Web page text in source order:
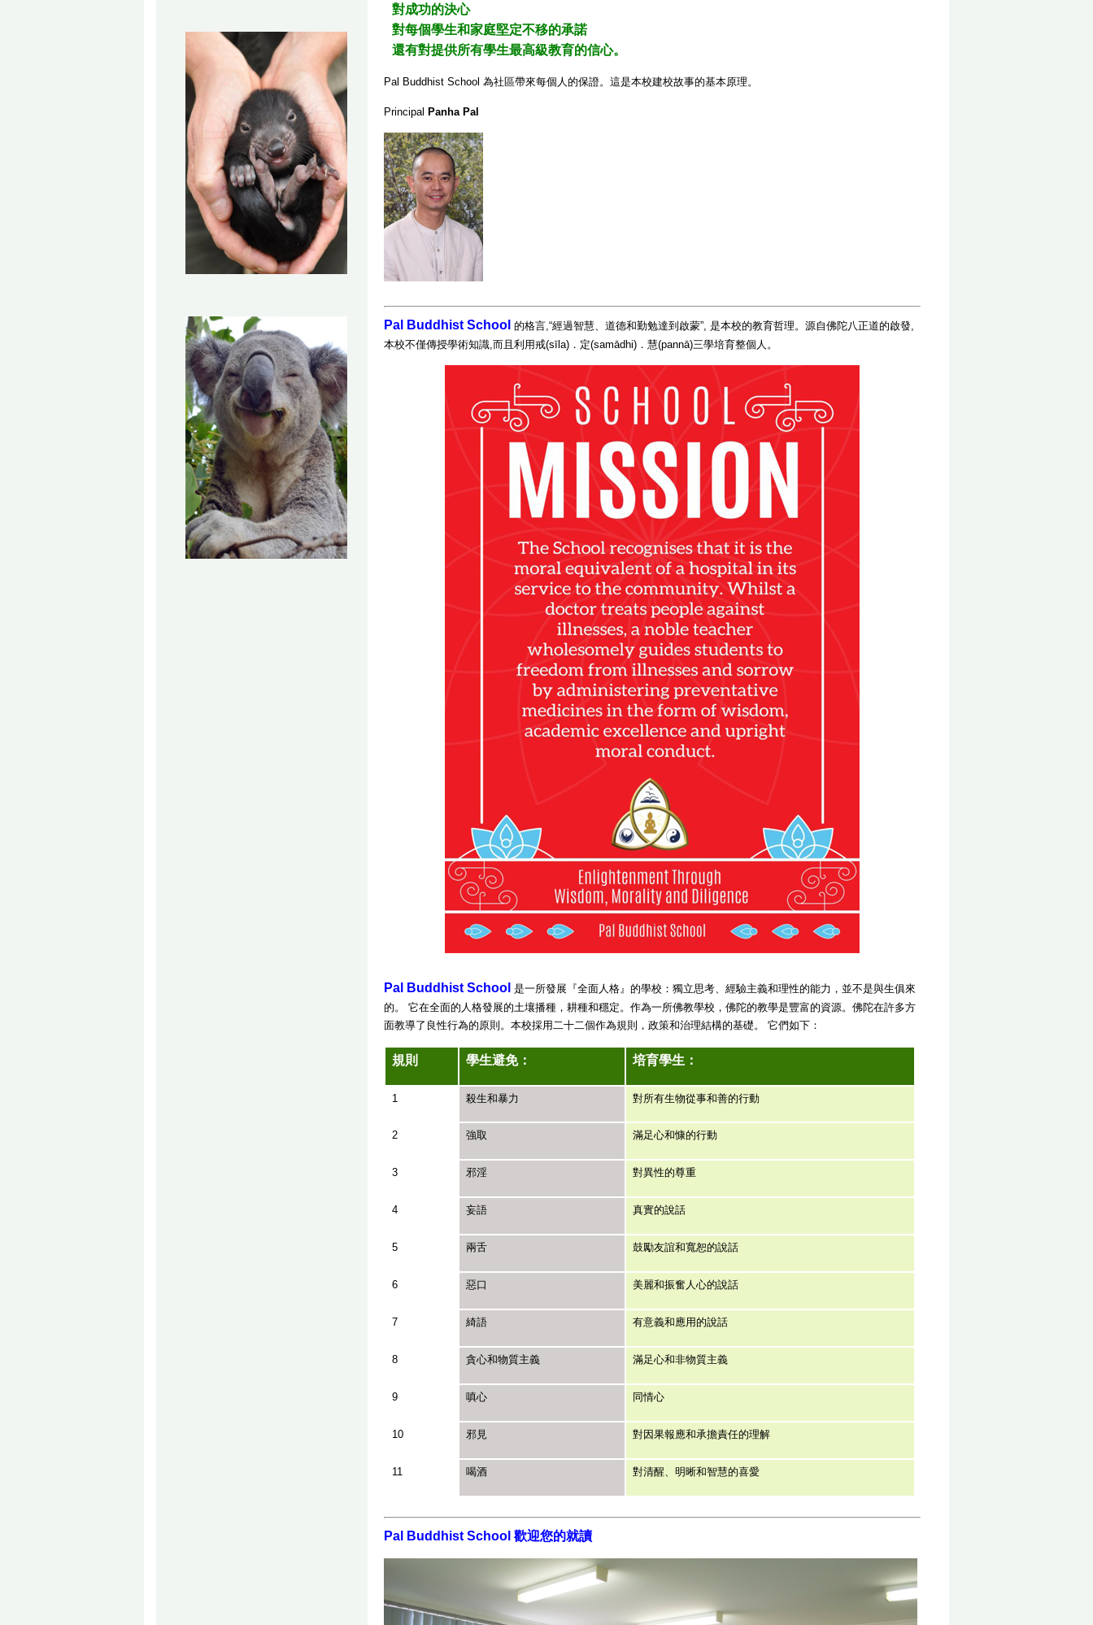
對成功的決心
對每個學生和家庭堅定不移的承諾
還有對提供所有學生最高級教育的信心。
Pal Buddhist School 為社區帶來每個人的保證。這是本校建校故事的基本原理。
Principal Panha Pal
Pal Buddhist School 的格言,“經過智慧、道德和勤勉達到啟蒙”, 是本校的教育哲理。 源自佛陀八正道的啟發,
本校不僅傳授學術知識,而且利用戒(sīla) ．定(samādhi)．慧(pannā)三學培育整個人。
Pal Buddhist School 是一所發展『全面人格』的學校： 獨立思考、經驗主義和理性的能力，並不是與生俱來
的。 它在全面的人格發展的土壤播種，耕種和穩定。作為一所佛教學校，佛陀的教學是豐富的資源。佛陀在許多方
面教導了良性行為的原則。本校採用二十二個作為規則，政策和治理結構的基礎。 它們如下：
規則 學生避免： 培育學生：
1 殺生和暴力 對所有生物從事和善的行動
2 強取 滿足心和慷的行動
3 邪淫 對異性的尊重
4 妄語 真實的說話
5 兩舌 鼓勵友誼和寬恕的說話
6 惡口 美麗和振奮人心的說話
7 綺語 有意義和應用的說話
8 貪心和物質主義 滿足心和非物質主義
9 嗔心 同情心
10 邪見 對因果報應和承擔責任的理解
11 喝酒 對清醒、明晰和智慧的喜愛
Pal Buddhist School 歡迎您的就讀